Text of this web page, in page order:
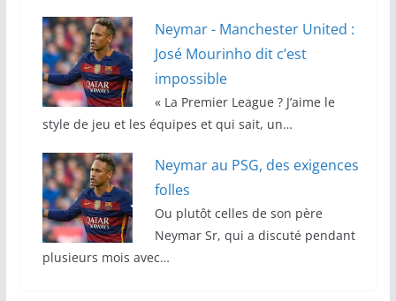
Neymar - Manchester United :
José Mourinho dit c’est
impossible
« La Premier League ? J’aime le
style de jeu et les équipes et qui sait, un…
Neymar au PSG, des exigences
folles
Ou plutôt celles de son père
Neymar Sr, qui a discuté pendant
plusieurs mois avec…